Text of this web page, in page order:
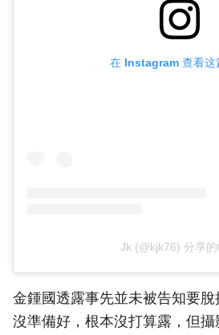
在 Instagram 查看这
Jk (@kjk76) 分享的
金鍾國透露事先並未被告知要
沒準備好，根本沒打算露，但